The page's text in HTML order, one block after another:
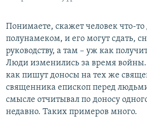
Понимаете, скажет человек что-
полунамеком, и его могут сдать,
руководству, а там – уж как
Люди изменились за время
как пишут доносы на тех же
священника епископ перед
смысле отчитывал по доносу
недавно. Таких примеров много.